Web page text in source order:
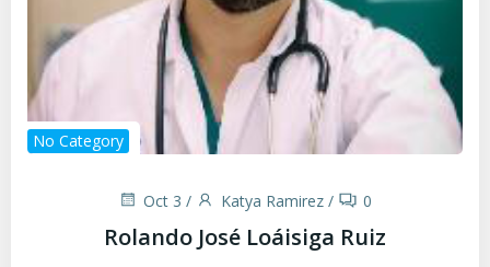
No Category
Oct 3 / Katya Ramirez / 0
Rolando José Loáisiga Ruiz